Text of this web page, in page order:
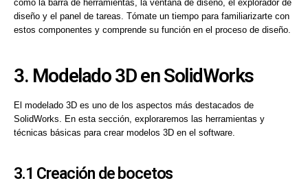
como la barra de herramientas, la ventana de diseño, el explorador de
diseño y el panel de tareas. Tómate un tiempo para familiarizarte con
estos componentes y comprende su función en el proceso de diseño.
3. Modelado 3D en SolidWorks
El modelado 3D es uno de los aspectos más destacados de
SolidWorks. En esta sección, exploraremos las herramientas y
técnicas básicas para crear modelos 3D en el software.
3.1 Creación de bocetos